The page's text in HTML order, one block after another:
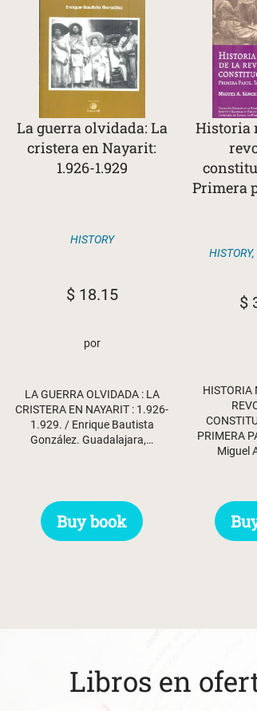
La guerra olvidada: La
cristera en Nayarit:
1.926-1.929
HISTORY
$18.15
por
LA GUERRA OLVIDADA : LA
CRISTERA EN NAYARIT : 1.926-
1.929. / Enrique Bautista
González. Guadalajara,…
Buy book
Historia
Primera
HISTORY,
$
HISTORIA
PRIMERA
Miguel
Libros en